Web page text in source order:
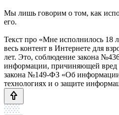
Мы лишь говорим о том, как
его.
Текст про «Мне исполнилось 18
весь контент в Интернете для
лет. Это, соблюдение закона
информации, причиняющей вред
закона №149-ФЗ «Об
технологиях и о защите